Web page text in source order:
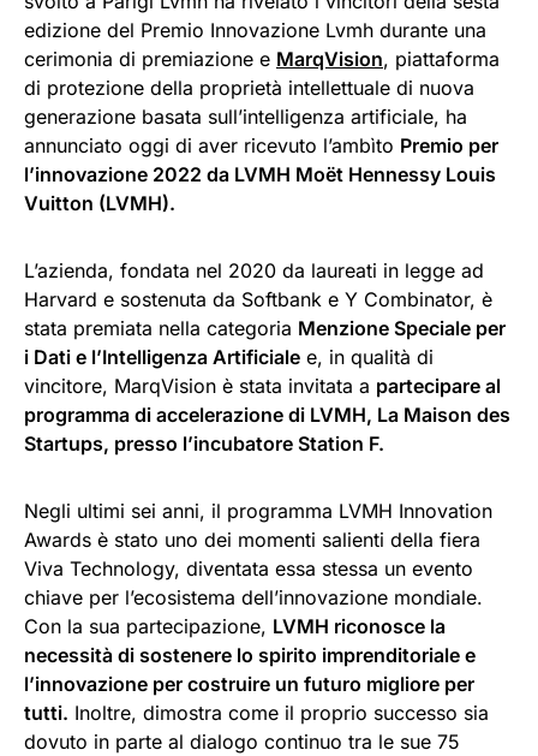
edizione del Premio Innovazione Lvmh durante una
cerimonia di premiazione e MarqVision, piattaforma
di protezione della proprietà intellettuale di nuova
generazione basata sull’intelligenza artificiale, ha
annunciato oggi di aver ricevuto l’ambìto Premio per
l’innovazione 2022 da LVMH Moët Hennessy Louis
Vuitton (LVMH).
L’azienda, fondata nel 2020 da laureati in legge ad
Harvard e sostenuta da Softbank e Y Combinator, è
stata premiata nella categoria Menzione Speciale per
i Dati e l’Intelligenza Artificiale e, in qualità di
vincitore, MarqVision è stata invitata a partecipare al
programma di accelerazione di LVMH, La Maison des
Startups, presso l’incubatore Station F.
Negli ultimi sei anni, il programma LVMH Innovation
Awards è stato uno dei momenti salienti della fiera
Viva Technology, diventata essa stessa un evento
chiave per l’ecosistema dell’innovazione mondiale.
Con la sua partecipazione, LVMH riconosce la
necessità di sostenere lo spirito imprenditoriale e
l’innovazione per costruire un futuro migliore per
tutti. Inoltre, dimostra come il proprio successo sia
dovuto in parte al dialogo continuo tra le sue 75